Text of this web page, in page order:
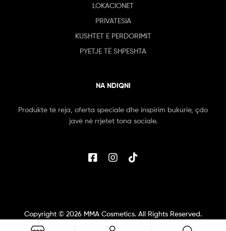
LOKACIONET
PRIVATESIA
KUSHTET E PERDORIMIT
PYETJE TË SHPESHTA
NA NDIQNI
Produkte të reja, oferta speciale dhe inspirim bukurie, çdo
javë në rrjetet tona sociale.
Copyright © 2026 MMA Cosmetics. All Rights Reserved.